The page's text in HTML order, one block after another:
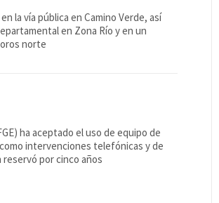
la vía pública en Camino Verde, así
en Zona Río y en un
norte
ha aceptado el uso de equipo de
intervenciones telefónicas y de
por cinco años